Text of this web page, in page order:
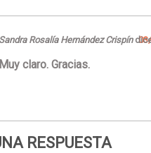
Sandra Rosalía Hernández Crispín
Muy claro. Gracias.
RESPUESTA